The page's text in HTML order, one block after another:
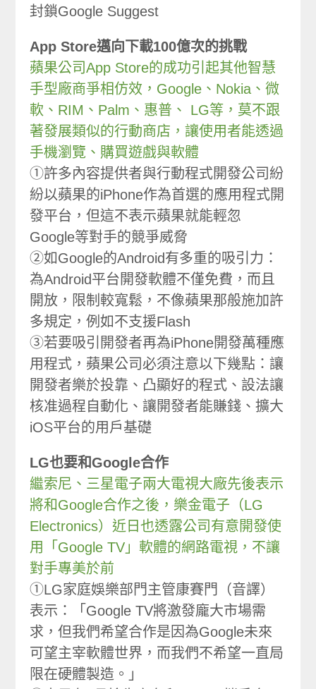
封鎖Google Suggest
App Store邁向下載100億次的挑戰
蘋果公司App Store的成功引起其他智慧
手型廠商爭相仿效，Google、Nokia、微
軟、RIM、Palm、惠普、 LG等，莫不跟
著發展類似的行動商店，讓使用者能透過
手機瀏覽、購買遊戲與軟體
①許多內容提供者與行動程式開發公司紛
紛以蘋果的iPhone作為首選的應用程式開
發平台，但這不表示蘋果就能輕忽
Google等對手的競爭威脅
②如Google的Android有多重的吸引力：
為Android平台開發軟體不僅免費，而且
開放，限制較寬鬆，不像蘋果那般施加許
多規定，例如不支援Flash
③若要吸引開發者再為iPhone開發萬種應
用程式，蘋果公司必須注意以下幾點：讓
開發者樂於投靠、凸顯好的程式、設法讓
核准過程自動化、讓開發者能賺錢、擴大
iOS平台的用戶基礎
LG也要和Google合作
繼索尼、三星電子兩大電視大廠先後表示
將和Google合作之後，樂金電子（LG
Electronics）近日也透露公司有意開發使
用「Google TV」軟體的網路電視，不讓
對手專美於前
①LG家庭娛樂部門主管康賽門（音譯）
表示：「Google TV將激發龐大市場需
求，但我們希望合作是因為Google未來
可望主宰軟體世界，而我們不希望一直局
限在硬體製造。」